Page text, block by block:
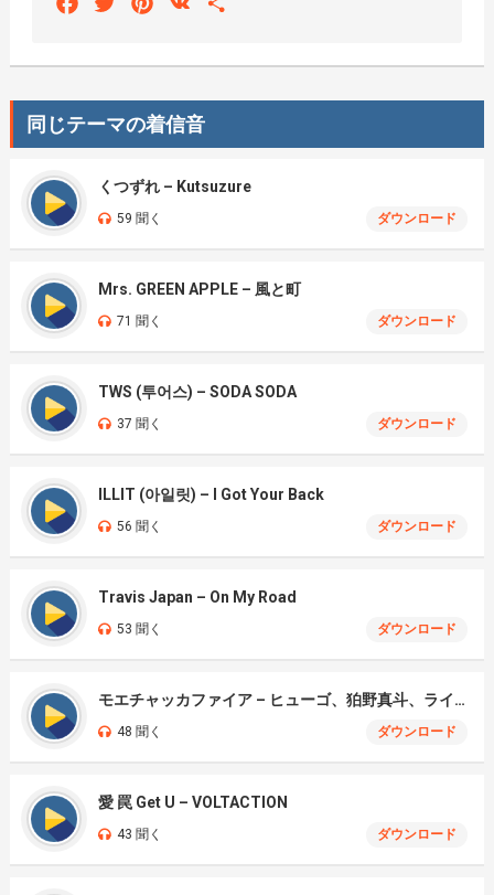
同じテーマの着信音
くつずれ – Kutsuzure
59 聞く ダウンロード
Mrs. GREEN APPLE – 風と町
71 聞く ダウンロード
TWS (투어스) – SODA SODA
37 聞く ダウンロード
ILLIT (아일릿) – I Got Your Back
56 聞く ダウンロード
Travis Japan – On My Road
53 聞く ダウンロード
モエチャッカファイア – ヒューゴ、狛野真斗、ライト、セヴェリアン (Cover )
48 聞く ダウンロード
愛 罠 Get U – VOLTACTION
43 聞く ダウンロード